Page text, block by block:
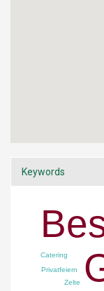
Keywords
Zelte
Privatfeiern
Catering